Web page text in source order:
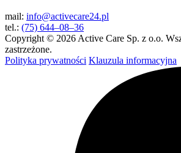
mail: info@activecare24.pl
tel.: (75) 644–08–36
Copyright © 2026 Active Care Sp. z o.o.
zastrzeżone.
Polityka prywatności Klauzula informacyjna